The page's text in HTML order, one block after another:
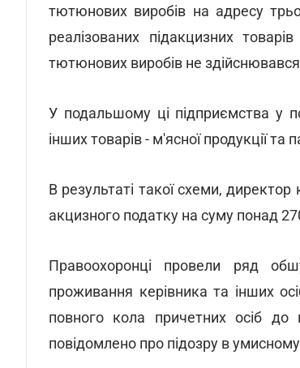
тютюнових виробів на адресу
реалізованих підакцизних
тютюнових виробів не
У подальшому ці підприємства у
інших товарів - м'ясної продукції та
В результаті такої схеми,
акцизного податку на суму понад
Правоохоронці провели ряд
проживання керівника та інших
повного кола причетних осіб до
повідомлено про підозру в